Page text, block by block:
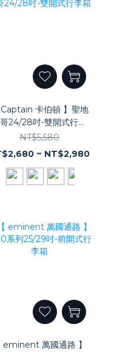
Captain 卡伯頓 】聖地
24/28吋-雙開式行李
箱
NT$5,580
~ NT$2,980
eminent 萬國通路 】